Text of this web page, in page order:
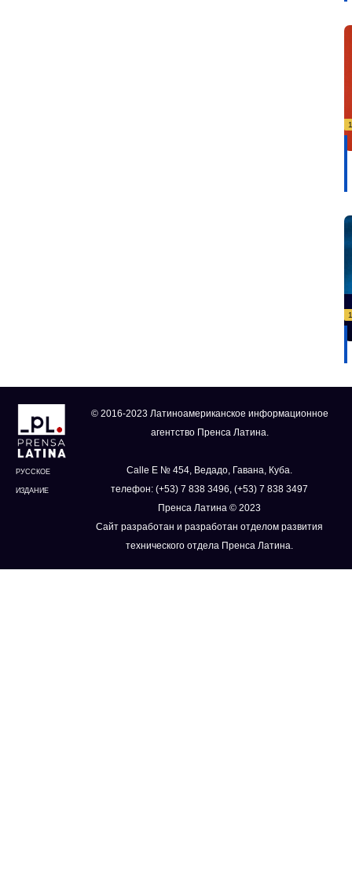
РУССКОЕ
ИЗДАНИЕ
© 2016-2023 Латиноамериканское информационное
агентство Пренса Латина.
Calle E № 454, Ведадо, Гавана, Куба.
телефон: (+53) 7 838 3496, (+53) 7 838 3497
Пренса Латина © 2023
Сайт разработан и разработан отделом развития
технического отдела Пренса Латина.